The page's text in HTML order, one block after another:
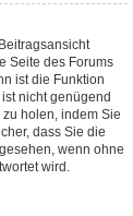
Seite des Forums
ist die Funktion
nicht genügend
holen, indem Sie
dass Sie die
wenn ohne
wird.